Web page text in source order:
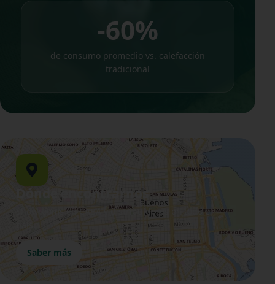
-60%
de consumo promedio vs. calefacción
tradicional
Dónde encontrarnos
Showrooms en CABA y distribuidores en todo el
Saber más